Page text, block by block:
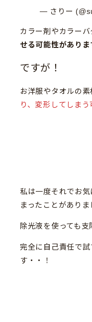
— さりー
カラー剤やカラー
せる可能性がありま
ですが！
お洋服やタオルの素
り、変形してしま
私は一度それでお
まったことがありま
除光液を使っても支
完全に自己責任で
す・・！